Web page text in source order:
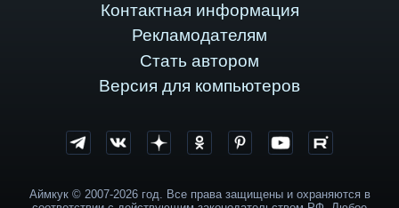
Контактная информация
Рекламодателям
Стать автором
Версия для компьютеров
Аймкук © 2007-2026 год. Все права защищены и охраняются в